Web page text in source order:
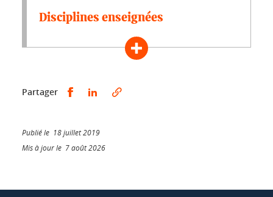
Disciplines enseignées
Partager Partager sur Facebook
Partager sur LinkedIn
Publié le 18 juillet 2019
Mis à jour le 7 août 2026